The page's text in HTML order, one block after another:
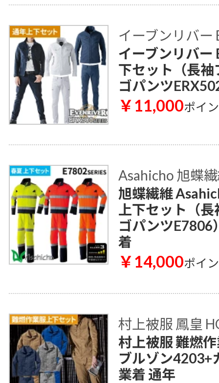
イーブンリバー
イーブンリバー
下セット（長袖
ゴパンツ
￥11,000ポイ
Asahicho 旭蝶
旭蝶繊維
上下セット（
ゴパンツE7806
着
￥14,000ポイ
村上被服 鳳皇
村上被服 難燃
ブルゾン4203+
業着 通年